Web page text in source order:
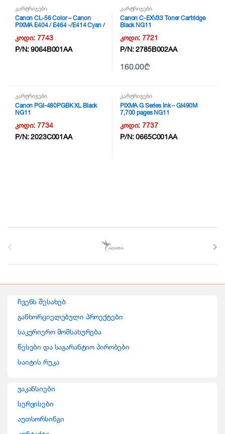
კარტრიჯები
Canon CL-56 Color – Canon
PIXMA E404 / E464 -/E414 Cyan /
კოდი:7743
P/N:9064B001AA
კარტრიჯები
Canon C-EXV33 Toner Cartridge
Black NG11
კოდი:7721
P/N:2785B002AA
160.00₾
კარტრიჯები
Canon PGI-480PGBK XL Black
NG11
კოდი:7734
P/N:2023C001AA
კარტრიჯები
PIXMA G Series Ink – GI490M
7,700 pages NG11
კოდი:7737
P/N:0665C001AA
ჩვენს შესახებ
განხორციელებული პროექტები
საკურიერო მომსახურება
წესები და საგარანტიო პირობები
საიტის რუკა
ვაკანსიები
სერვისები
აუთსორსინგი